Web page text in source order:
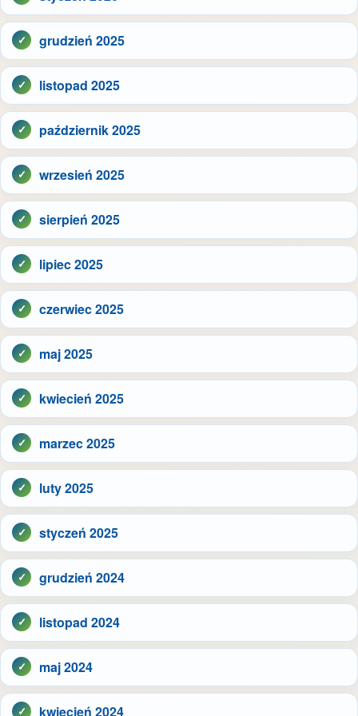
grudzień 2025
listopad 2025
październik 2025
wrzesień 2025
sierpień 2025
lipiec 2025
czerwiec 2025
maj 2025
kwiecień 2025
marzec 2025
luty 2025
styczeń 2025
grudzień 2024
listopad 2024
maj 2024
kwiecień 2024